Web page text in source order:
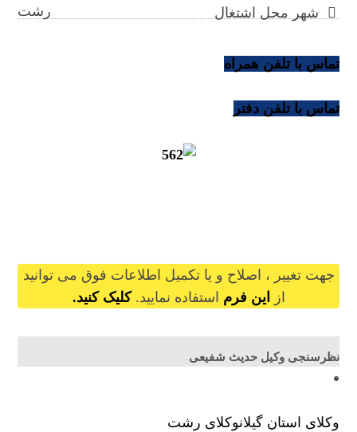
شهر محل اشتغال رشت
تماس با تلفن همراه
تماس با تلفن دفتر
جهت تغییر ، اصلاح و یا تکمیل اطلاعات فوق می توانید
از
این فرم استفاده نمایید. کلیک کنید.
نظرسنجی وکیل حدیث شفیعی
وکلای استان گیلانوکلای رشت